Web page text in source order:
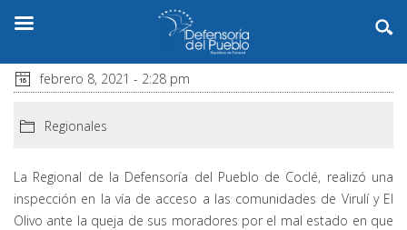
febrero 8, 2021 - 2:28 pm
Regionales
La Regional de la Defensoría del Pueblo de Coclé, realizó una
inspección en la vía de acceso a las comunidades de Virulí y El
Olivo ante la queja de sus moradores por el mal estado en que